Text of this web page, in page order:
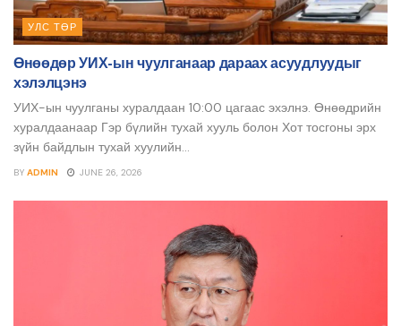
УЛС ТӨР
Өнөөдөр УИХ-ын чуулганаар дараах асуудлуудыг
хэлэлцэнэ
УИХ-ын чуулганы хуралдаан 10:00 цагаас эхэлнэ. Өнөөдрийн
хуралдаанаар Гэр бүлийн тухай хууль болон Хот тосгоны эрх
зүйн байдлын тухай хуулийн...
BY ADMIN JUNE 26, 2026